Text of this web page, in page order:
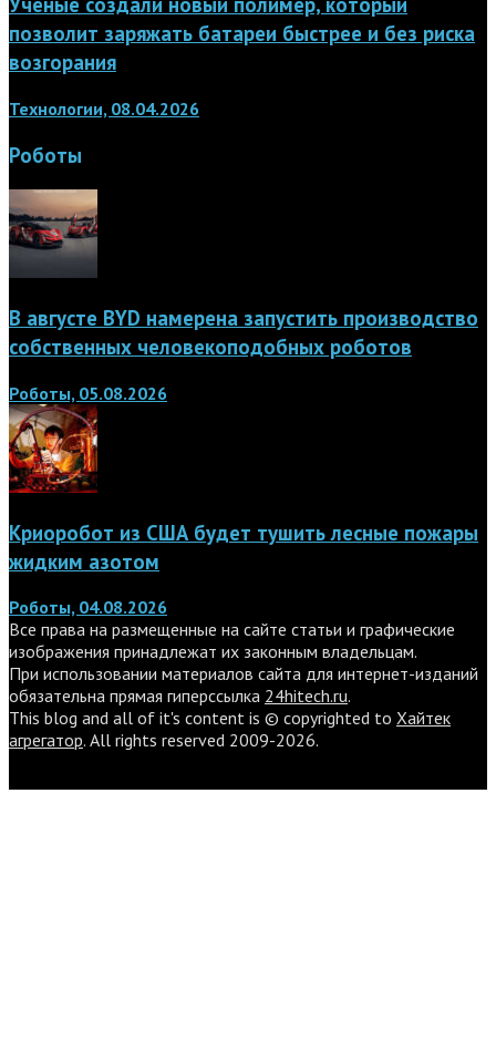
позволит заряжать батареи быстрее и без риска
возгорания
Технологии, 08.04.2026
Роботы
В августе BYD намерена запустить производство
собственных человекоподобных роботов
Роботы, 05.08.2026
Криоробот из США будет тушить лесные пожары
жидким азотом
Роботы, 04.08.2026
Все права на размещенные на сайте статьи и графические
изображения принадлежат их законным владельцам.
При использовании материалов сайта для интернет-изданий
обязательна прямая гиперссылка 24hitech.ru.
This blog and all of it's content is © copyrighted to Хайтек
агрегатор. All rights reserved 2009-2026.